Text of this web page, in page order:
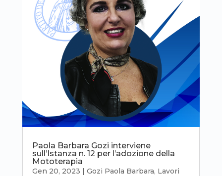
Paola Barbara Gozi interviene
sull’Istanza n. 12 per l’adozione della
Mototerapia
Gen 20, 2023 | Gozi Paola Barbara, Lavori